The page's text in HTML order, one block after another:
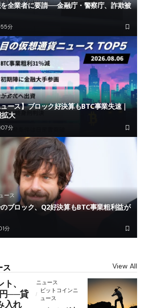
全業者に要請──金融庁・警察庁、詐欺被
分
ース
ース】ブロック好決算もBTC事業失速｜
拡大
分
ース
ブロック、Q2好決算もBTC事業粗利益が
分
ス View All
、
──貸
入れ
ニュース
ビットコインニ
ュース